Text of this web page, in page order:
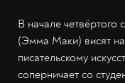
В начале
(Эмма Маки) висят на
писательскому
соперничает со